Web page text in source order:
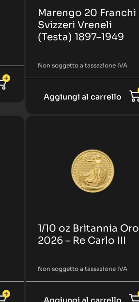
Marengo 20 Franchi
Svizzeri Vreneli
(Testa) 1897–1949
Non soggetto a tassazione IVA
Aggiungi al carrello
1/10 oz Britannia Oro
2026 – Re Carlo III
Non soggetto a tassazione IVA